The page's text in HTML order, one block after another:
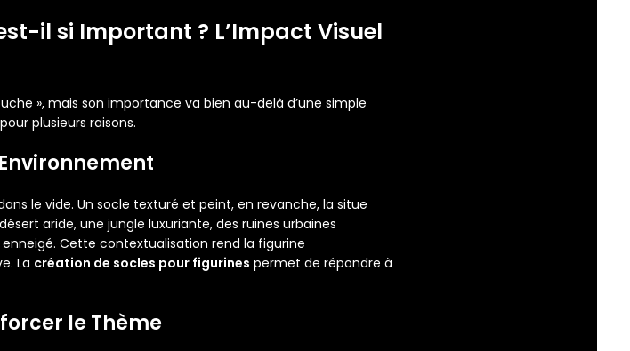
il si Important ? L’Impact Visuel
», mais son importance va bien au-delà d’une simple
plusieurs raisons.
le vide. Un socle texturé et peint, en revanche, la situe
aride, une jungle luxuriante, des ruines urbaines
Cette contextualisation rend la figurine
La création de socles pour figurines permet de répondre à
le Thème